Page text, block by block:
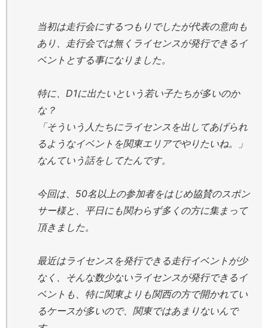
当初は走行会にするつもりでしたが代表の意向も
あり、走行会では無くライセンスが発行できるイ
ベントとする事になりました。
特に、D1に出たいという若い子たちが多いのか
な？
「そういう人たちにライセンスを出してあげられ
るようなイベントを関東エリアでやりたいね。」
なんていう話をしてたんです。
今回は、50名以上の参加者をはじめ協賛のスポン
サー様と、平日にも関わらず多くの方に集まって
頂きました。
最近はライセンスを発行できる走行イベントが少
なく、そんな数少ないライセンスが発行できるイ
ベントも、特に関東よりも関西の方で開かれてい
るケースが多いので、関東ではあまりないんで